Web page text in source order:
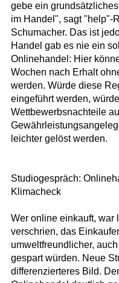
gebe ein
im Handel", sagt "help"-
Schumacher. Das ist
Handel gab es nie ein
Onlinehandel: Hier
Wochen nach Erhalt
werden. Würde diese
eingeführt werden,
Wettbewerbsnachteile
leichter gelöst werden.
Studiogespräch:
Klimacheck
Wer online einkauft, war
verschrien, das
umweltfreundlicher,
gespart würden. Neue
differenzierteres Bild.